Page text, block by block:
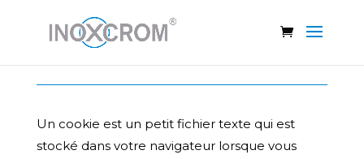
Politique de cookies
Un cookie est un petit fichier texte qui est
stocké dans votre navigateur lorsque vous